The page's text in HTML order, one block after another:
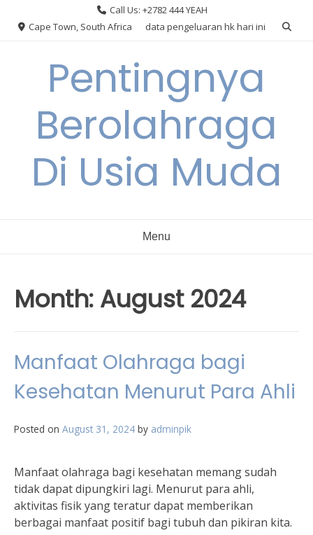
Call Us: +2782 444 YEAH
Cape Town, South Africa
data pengeluaran hk hari ini
Pentingnya
Berolahraga
Di Usia Muda
Menu
Month: August 2024
Manfaat Olahraga bagi
Kesehatan Menurut Para Ahli
Posted on August 31, 2024 by adminpik
Manfaat olahraga bagi kesehatan memang sudah
tidak dapat dipungkiri lagi. Menurut para ahli,
aktivitas fisik yang teratur dapat memberikan
berbagai manfaat positif bagi tubuh dan pikiran kita.